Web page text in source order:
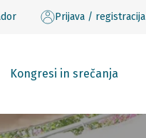
Prijava / registracija
Kongresi in srečanja